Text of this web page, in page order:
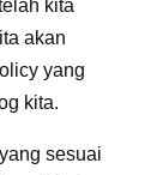
kita
akan
yang
kita.
sesuai